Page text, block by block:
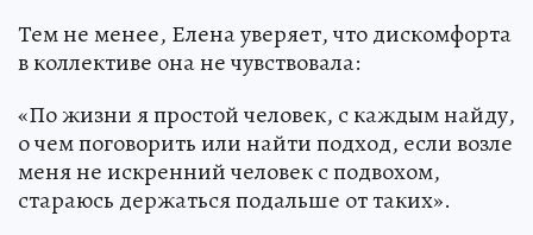
Тем не менее, Елена уверяет, что дискомфорта
в коллективе она не чувствовала:
«По жизни я простой человек, с каждым найду,
о чем поговорить или найти подход, если возле
меня не искренний человек с подвохом,
стараюсь держаться подальше от таких».